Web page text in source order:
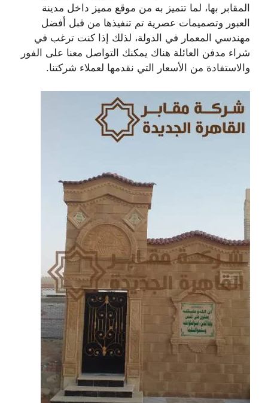
المقابر بها، لما تتميز به من موقع مميز داخل مدينة
العبور وتصميمات عصرية تم تنفيذها من قبل أفضل
مهندسي المعمار في الدولة، لذلك إذا كنت ترغب في
شراء مدفن العائلة هناك يمكنك التواصل معنا على الفور
والاستفادة من الأسعار التي نقدمها لعملاء شركتنا.